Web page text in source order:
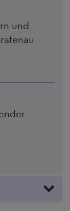
und